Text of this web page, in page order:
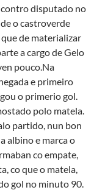
disputado no
o castroverde
de materializar
a cargo de Gelo
pouco.Na
e primeiro
o primerio gol.
polo matela.
partido, nun bon
albino e marca o
co empate,
co que o matela,
gol no minuto 90.